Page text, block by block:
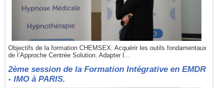
Objectifs de la formation CHEMSEX: Acquérir les outils fondamentaux
de l’Approche Centrée Solution. Adapter l...
2ème session de la Formation Intégrative en EMDR
- IMO à PARIS.